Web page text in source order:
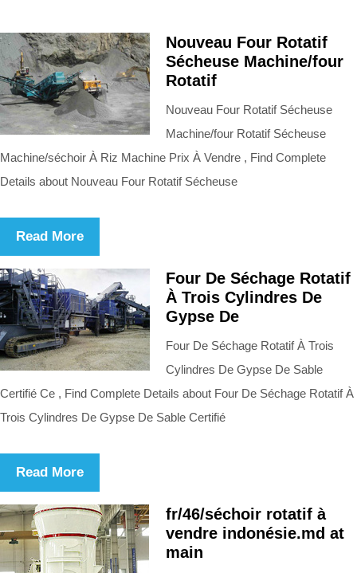
Nouveau Four Rotatif
Sécheuse Machine/four
Rotatif
Nouveau Four Rotatif Sécheuse
Machine/four Rotatif Sécheuse
Machine/séchoir À Riz Machine Prix À Vendre , Find Complete
Details about Nouveau Four Rotatif Sécheuse
Read More
Four De Séchage Rotatif
À Trois Cylindres De
Gypse De
Four De Séchage Rotatif À Trois
Cylindres De Gypse De Sable
Certifié Ce , Find Complete Details about Four De Séchage Rotatif À
Trois Cylindres De Gypse De Sable Certifié
Read More
fr/46/séchoir rotatif à
vendre indonésie.md at
main